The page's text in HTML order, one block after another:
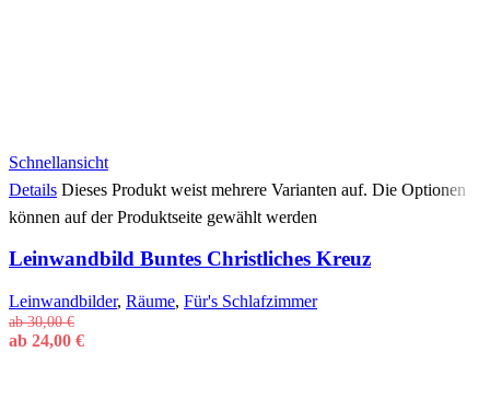
Schnellansicht
Details Dieses Produkt weist mehrere Varianten auf. Die Optionen
können auf der Produktseite gewählt werden
Leinwandbild Buntes Christliches Kreuz
Leinwandbilder, Räume, Für's Schlafzimmer
ab30,00€
ab 24,00 €